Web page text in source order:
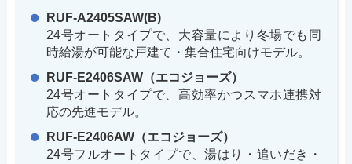
RUF-A2405SAW(B)
24号オートタイプで、大容量により冬場でも同
時給湯が可能な戸建て・集合住宅向けモデル。
RUF-E2406SAW（エコジョーズ）
24号オートタイプで、高効率かつスマホ連携対
応の先進モデル。
RUF-E2406AW（エコジョーズ）
24号フルオートタイプで、湯はり・追いだき・